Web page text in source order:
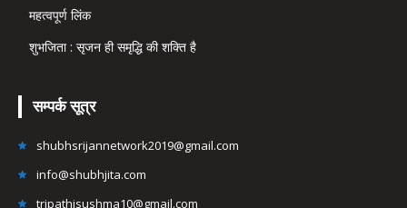
महत्वपूर्ण लिंक
शुभजिता : सृजन ही समृद्धि की शक्ति है
सम्पर्क सूत्र
shubhsrijannetwork2019@gmail.com
info@shubhjita.com
tripathisushma10@gmail.com